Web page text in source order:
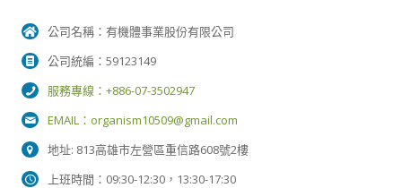
公司名稱：有機體事業股份有限公司
公司統編：59123149
服務專線：+886-07-3502947
EMAIL： organism10509@gmail.com
地址: 813高雄市左營區重信路608號2樓
上班時間：09:30-12:30，13:30-17:30